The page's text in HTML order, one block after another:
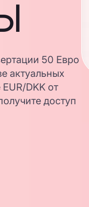
50 Евро
актуальных
DKK от
доступ